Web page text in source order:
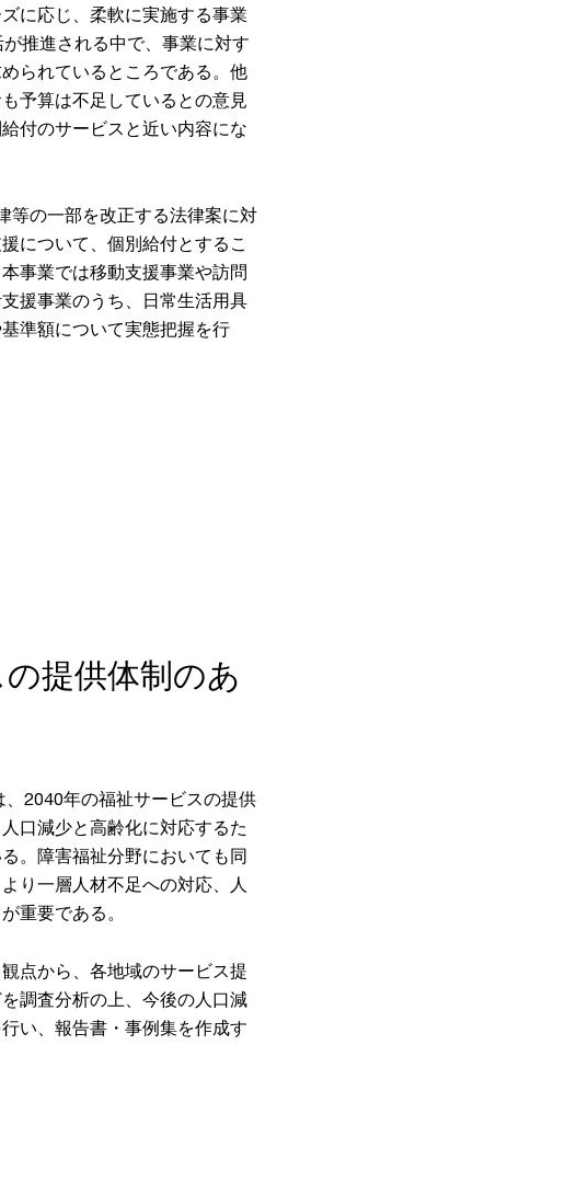
に応じ、柔軟に実施する事業
推進される中で、事業に対す
られているところである。他
予算は不足しているとの意見
付のサービスと近い内容にな
等の一部を改正する法律案に対
について、個別給付とするこ
事業では移動支援事業や訪問
援事業のうち、日常生活用具
準額について実態把握を行
提供体制のあ
2040年の福祉サービスの提供
口減少と高齢化に対応するた
。障害福祉分野においても同
り一層人材不足への対応、人
重要である。
点から、各地域のサービス提
調査分析の上、今後の人口減
い、報告書・事例集を作成す